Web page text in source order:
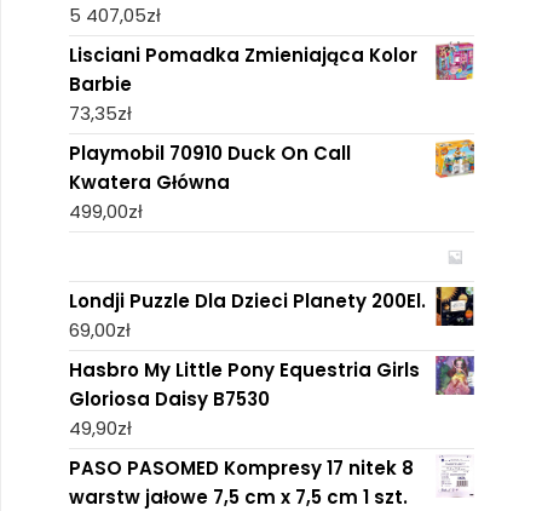
5 407,05zł
Lisciani Pomadka Zmieniająca Kolor
Barbie
73,35zł
Playmobil 70910 Duck On Call
Kwatera Główna
499,00zł
Londji Puzzle Dla Dzieci Planety 200El.
69,00zł
Hasbro My Little Pony Equestria Girls
Gloriosa Daisy B7530
49,90zł
PASO PASOMED Kompresy 17 nitek 8
warstw jałowe 7,5 cm x 7,5 cm 1 szt.